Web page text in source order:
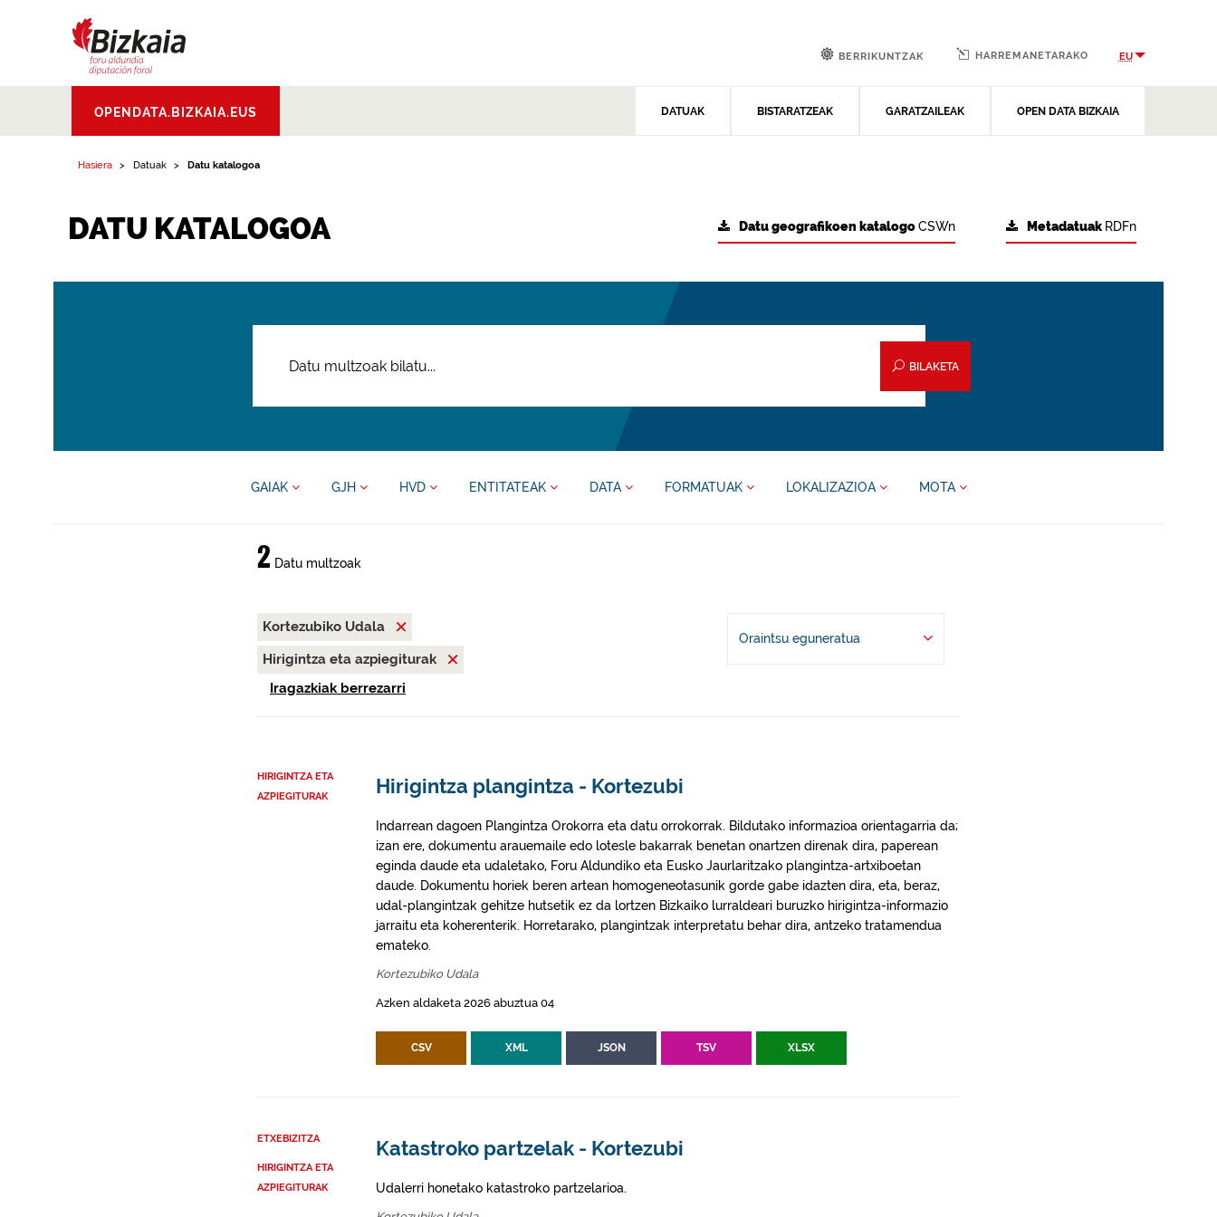
Aldundia.Diputacion
Foral de Bizkaia
OPENDATA.BIZKAIA.EUS DATUAK BISTARATZEAK GARATZAILEAK OPEN DATA BIZKAIA
BERRIKUNTZAK HARREMANETARAKO EU
Hasiera Datuak Datu katalogoa
DATU KATALOGOA Metadatuak RDFn
Datu geografikoen katalogoCSWn
BILAKETA
GAIAK GJH HVD ENTITATEAK DATA FORMATUAK LOKALIZAZIOA MOTA
2 Datu multzoak
Kortezubiko Udala
Hirigintza eta azpiegiturak
Iragazkiak berrezarri
Oraintsu eguneratua
HIRIGINTZA ETA
AZPIEGITURAK
Hirigintza plangintza - Kortezubi
Indarrean dagoen Plangintza Orokorra eta datu orrokorrak. Bildutako informazioa orientagarria da;
izan ere, dokumentu arauemaile edo lotesle bakarrak benetan onartzen direnak dira, paperean
eginda daude eta udaletako, Foru Aldundiko eta Eusko Jaurlaritzako plangintza-artxiboetan
daude. Dokumentu horiek beren artean homogeneotasunik gorde gabe idazten dira, eta, beraz,
udal-plangintzak gehitze hutsetik ez da lortzen Bizkaiko lurraldeari buruzko hirigintza-informazio
jarraitu eta koherenterik. Horretarako, plangintzak interpretatu behar dira, antzeko tratamendua
emateko.
Kortezubiko Udala
Azken aldaketa 2026 abuztua 04
CSV XML JSON TSV XLSX
ETXEBIZITZA
HIRIGINTZA ETA
AZPIEGITURAK
Katastroko partzelak - Kortezubi
Udalerri honetako katastroko partzelarioa.